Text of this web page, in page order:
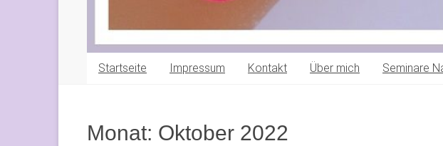
Startseite Impressum Kontakt Über mich Seminare
Monat: Oktober 2022